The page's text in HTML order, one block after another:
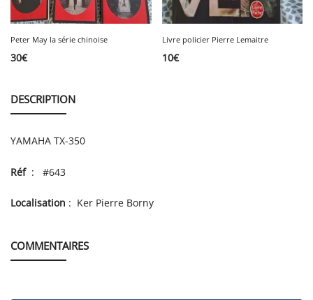
Peter May la série chinoise
30€
Livre policier Pierre Lemaitre
10€
DESCRIPTION
YAMAHA TX-350
Réf: #643
Localisation : Ker Pierre Borny
COMMENTAIRES